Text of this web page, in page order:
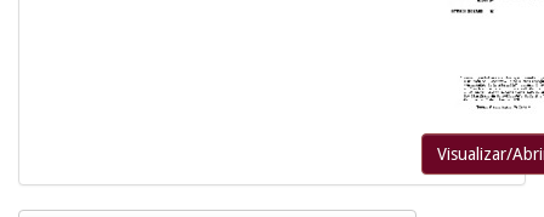
Visualizar/